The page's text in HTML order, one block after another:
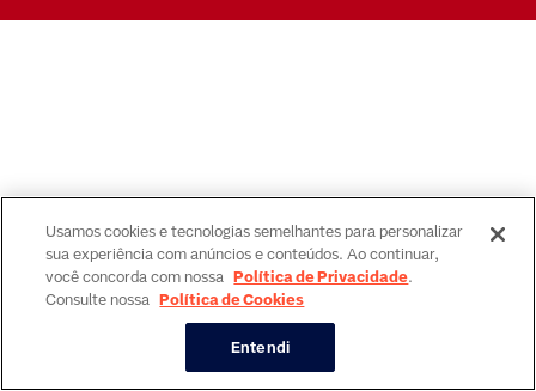
Usamos cookies e tecnologias semelhantes para personalizar
sua experiência com anúncios e conteúdos. Ao continuar,
você concorda com nossa Política de Privacidade.
Consulte nossa Política de Cookies
Entendi